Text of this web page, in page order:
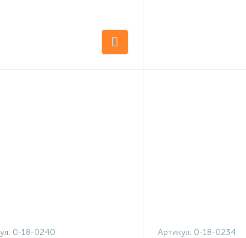
0-18-0240 Артикул: 0-18-0234